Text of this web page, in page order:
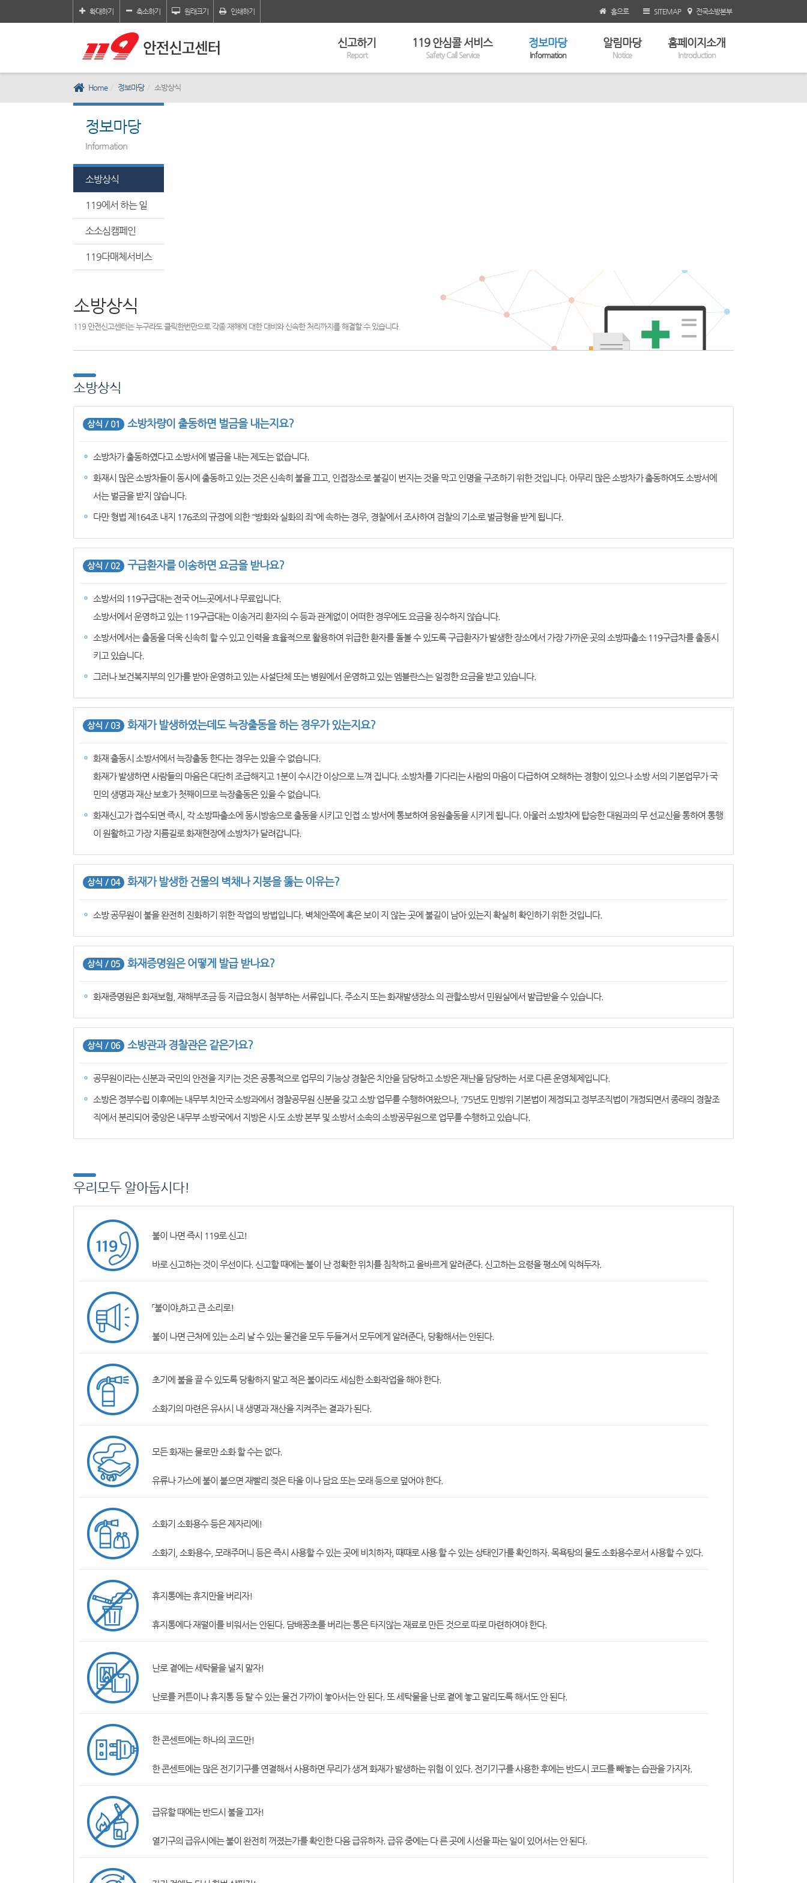
확대하기 축소하기 원래크기 인쇄하기 홈으로 SITEMAP 전국소방본부
신고하기
Report
119 안심콜 서비스
Safety Call Service
정보마당
Information
알림마당
Notice
홈페이지소개
Introduction
Home 정보마당 소방상식
정보마당
Information
소방상식
119에서 하는 일
소소심캠페인
119다매체서비스
소방상식
119 안전신고센터는 누구라도 클릭한번만으로 각종 재해에 대한 대비와 신속한 처리까지를 해결할 수 있습니다.
소방상식
상식 / 01 소방차량이 출동하면 벌금을 내는지요?
소방차가 출동하였다고 소방서에 벌금을 내는 제도는 없습니다.
화재시 많은 소방차들이 동시에 출동하고 있는 것은 신속히 불을 끄고, 인접장소로 불길이 번지는 것을 막고 인명을 구조하기 위한 것입니다. 아무리 많은 소방차가 출동하여도 소방서에
서는 벌금을 받지 않습니다.
다만 형법 제164조 내지 176조의 규정에 의한 "방화와 실화의 죄"에 속하는 경우, 경찰에서 조사하여 검찰의 기소로 벌금형을 받게 됩니다.
상식 / 02 구급환자를 이송하면 요금을 받나요?
소방서의 119구급대는 전국 어느곳에서나 무료입니다.
소방서에서 운영하고 있는 119구급대는 이송거리 환자의 수 등과 관계없이 어떠한 경우에도 요금을 징수하지 않습니다.
소방서에서는 출동을 더욱 신속히 할 수 있고 인력을 효율적으로 활용하여 위급한 환자를 돌볼 수 있도록 구급환자가 발생한 장소에서 가장 가까운 곳의 소방파출소 119구급차를 출동시
키고 있습니다.
그러나 보건복지부의 인가를 받아 운영하고 있는 사설단체 또는 병원에서 운영하고 있는 엠블란스는 일정한 요금을 받고 있습니다.
상식 / 03 화재가 발생하였는데도 늑장출동을 하는 경우가 있는지요?
화재 출동시 소방서에서 늑장출동 한다는 경우는 있을 수 없습니다.
화재가 발생하면 사람들의 마음은 대단히 조급해지고 1분이 수시간 이상으로 느껴 집니다. 소방차를 기다리는 사람의 마음이 다급하여 오해하는 경향이 있으나 소방 서의 기본업무가 국
민의 생명과 재산 보호가 첫째이므로 늑장출동은 있을 수 없습니다.
화재신고가 접수되면 즉시, 각 소방파출소에 동시방송으로 출동을 시키고 인접 소 방서에 통보하여 응원출동을 시키게 됩니다. 아울러 소방차에 탑승한 대원과의 무 선교신을 통하여 통행
이 원활하고 가장 지름길로 화재현장에 소방차가 달려갑니다.
상식 / 04 화재가 발생한 건물의 벽채나 지붕을 뚫는 이유는?
소방 공무원이 불을 완전히 진화하기 위한 작업의 방법입니다. 벽체안쪽에 혹은 보이 지 않는 곳에 불길이 남아 있는지 확실히 확인하기 위한 것입니다.
상식 / 05 화재증명원은 어떻게 발급 받나요?
화재증명원은 화재보험, 재해부조금 등 지급요청시 첨부하는 서류입니다. 주소지 또는 화재발생장소 의 관할소방서 민원실에서 발급받을 수 있습니다.
상식 / 06 소방관과 경찰관은 같은가요?
공무원이라는 신분과 국민의 안전을 지키는 것은 공통적으로 업무의 기능상 경찰은 치안을 담당하고 소방은 재난을 담당하는 서로 다른 운영체제입니다.
소방은 정부수립 이후에는 내무부 치안국 소방과에서 경찰공무원 신분을 갖고 소방 업무를 수행하여왔으나, '75년도 민방위 기본법이 제정되고 정부조직법이 개정되면서 종래의 경찰조
직에서 분리되어 중앙은 내무부 소방국에서 지방은 시·도 소방 본부 및 소방서 소속의 소방공무원으로 업무를 수행하고 있습니다.
우리모두 알아둡시다!
불이 나면 즉시 119로 신고!
바로 신고하는 것이 우선이다. 신고할 때에는 불이 난 정확한 위치를 침착하고 올바르게 알려준다. 신고하는 요령을 평소에 익혀두자.
「불이야」하고 큰 소리로!
불이 나면 근처에 있는 소리 날 수 있는 물건을 모두 두들겨서 모두에게 알려준다, 당황해서는 안된다.
초기에 불을 끌 수 있도록 당황하지 말고 적은 불이라도 세심한 소화작업을 해야 한다.
소화기의 마련은 유사시 내 생명과 재산을 지켜주는 결과가 된다.
모든 화재는 물로만 소화 할 수는 없다.
유류나 가스에 불이 붙으면 재빨리 젖은 타올 이나 담요 또는 모래 등으로 덮어야 한다.
소화기 소화용수 등은 제자리에!
소화기, 소화용수, 모래주머니 등은 즉시 사용할 수 있는 곳에 비치하자, 때때로 사용 할 수 있는 상태인가를 확인하자. 목욕탕의 물도 소화용수로서 사용할 수 있다.
휴지통에는 휴지만을 버리자!
휴지통에다 재떨이를 비워서는 안된다. 담배꽁초를 버리는 통은 타지않는 재료로 만든 것으로 따로 마련하여야 한다.
난로 곁에는 세탁물을 널지 말자!
난로를 커튼이나 휴지통 등 탈 수 있는 물건 가까이 놓아서는 안 된다. 또 세탁물을 난로 곁에 놓고 말리도록 해서도 안 된다.
한 콘센트에는 하나의 코드만!
한 콘센트에는 많은 전기기구를 연결해서 사용하면 무리가 생겨 화재가 발생하는 위험 이 있다. 전기기구를 사용한 후에는 반드시 코드를 빼놓는 습관을 가지자.
급유할 때에는 반드시 불을 끄자!
열기구의 급유시에는 불이 완전히 꺼졌는가를 확인한 다음 급유하자. 급유 중에는 다 른 곳에 시선을 파는 일이 있어서는 안 된다.